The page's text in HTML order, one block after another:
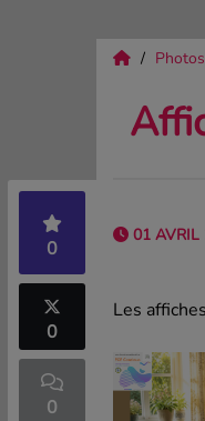
Photos
0
0
0
01 AVRIL
Les